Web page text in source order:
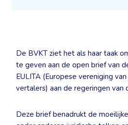
De BVKT ziet het als haar taak
te geven aan de open brief van
EULITA (Europese vereniging
vertalers) aan de regeringen van
Deze brief benadrukt de